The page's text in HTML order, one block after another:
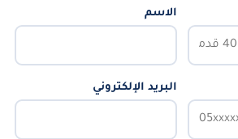
الاسم
البريد الإلكتروني